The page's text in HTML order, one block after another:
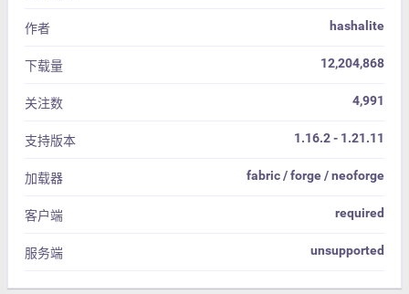
作者 hashalite
下载量 12,204,868
关注数 4,991
支持版本 1.16.2 - 1.21.11
加载器 fabric / forge / neoforge
客户端 required
服务端 unsupported